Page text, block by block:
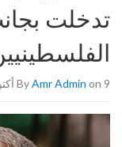
تدخلت
ByAmr Admin on 9 أكتوبر، 2023